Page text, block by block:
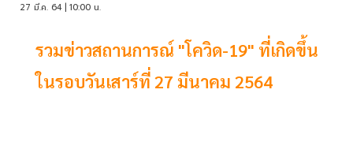
27 มี.ค. 64 | 10:00 น.
รวมข่าวสถานการณ์ "โควิด-19" ที่เกิดขึ้น
ในรอบวันเสาร์ที่ 27 มีนาคม 2564